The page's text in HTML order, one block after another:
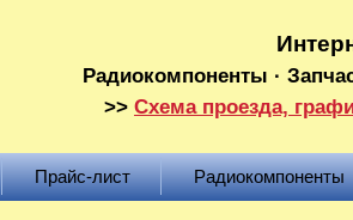
Радиокомпоненты ·
>> Схема проезда,
Прайс-лист Радиокомпоненты